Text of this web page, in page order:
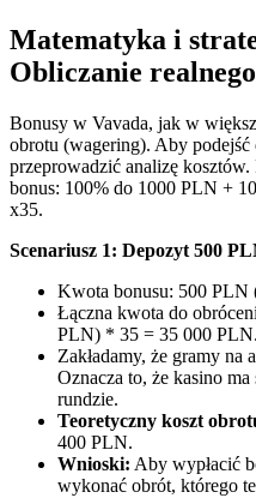
Matematyka i
Obliczanie
Bonusy w Vavada, jak w
obrotu (wagering). Aby podejść
przeprowadzić analizę
bonus: 100% do 1000 PLN +
x35.
Scenariusz 1: Depozyt 500
Kwota bonusu: 500 PLN
Łączna kwota do
PLN) * 35 = 35 000 PLN.
Zakładamy, że gramy na
Oznacza to, że kasino
rundzie.
Teoretyczny koszt
400 PLN.
Wnioski: Aby wypłacić
wykonać obrót, którego